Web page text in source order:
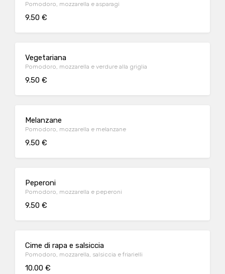
Pomodoro, mozzarella e asparagi
9.50 €
Vegetariana
Pomodoro, mozzarella e verdure alla griglia
9.50 €
Melanzane
Pomodoro, mozzarella e melanzane
9.50 €
Peperoni
Pomodoro, mozzarella e peperoni
9.50 €
Cime di rapa e salsiccia
Pomodoro, mozzarella, salsiccia e friarielli
10.00 €